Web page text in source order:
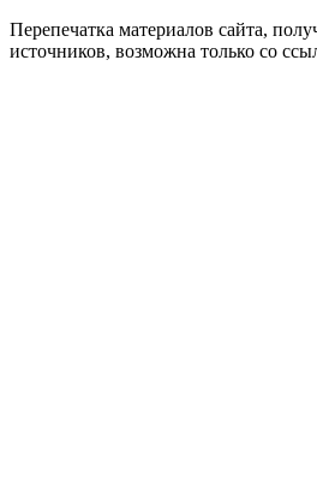
Перепечатка материалов сайта,
источников, возможна только со